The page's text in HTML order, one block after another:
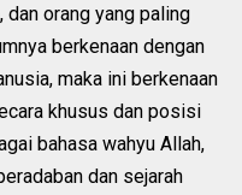
dan orang yang paling
berkenaan dengan
maka ini berkenaan
khusus dan posisi
bahasa wahyu Allah,
dan sejarah